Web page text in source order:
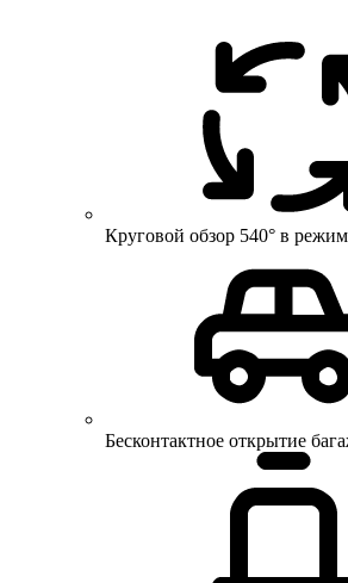
Круговой обзор 540° в
Бесконтактное открытие